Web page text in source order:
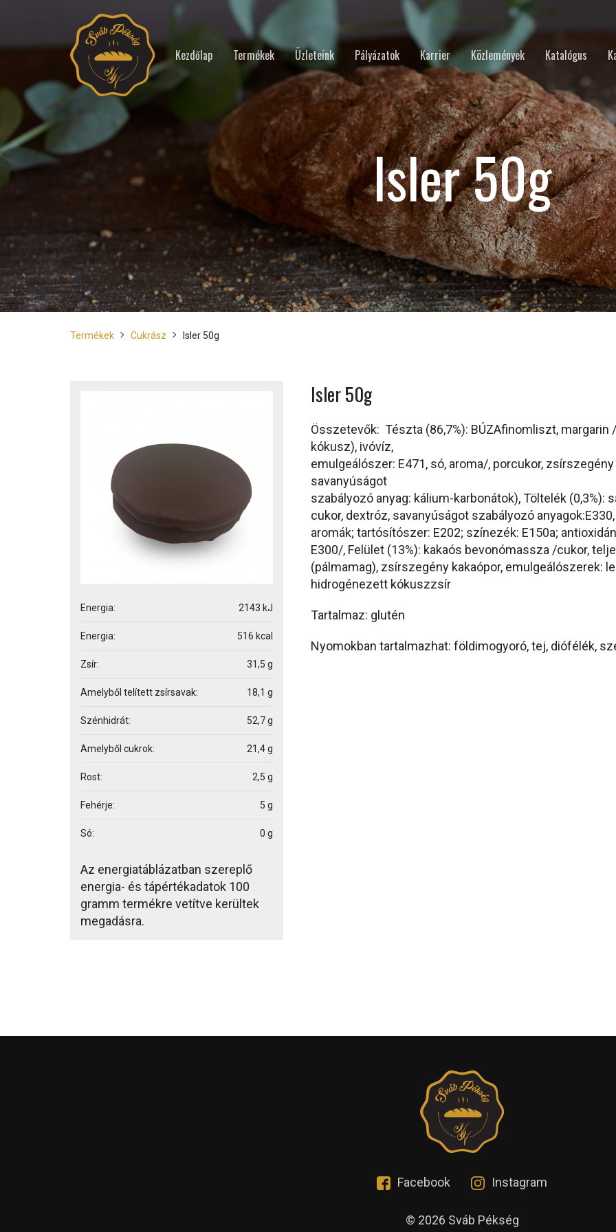
Kezdőlap Termékek Üzleteink Pályázatok Karrier Közlemények Katalógus
Isler 50g
Termékek Cukrász Isler 50g
Energia: 2143 kJ
Energia: 516 kcal
Zsír: 31,5 g
Amelyből telített zsírsavak: 18,1 g
Szénhidrát: 52,7 g
Amelyből cukrok: 21,4 g
Rost: 2,5 g
Fehérje: 5 g
Só: 0 g
Az energiatáblázatban szereplő
energia- és tápértékadatok 100
gramm termékre vetítve kerültek
megadásra.
Isler 50g
Összetevők: Tészta (86,7%): BÚZAfinomliszt,
kókusz), ivóvíz,
emulgeálószer: E471, só, aroma/, porcukor,
savanyúságot
szabályozó anyag: kálium-karbonátok), Töltelék (0,3%):
cukor, dextróz, savanyúságot szabályozó
aromák; tartósítószer: E202; színezék: E150a;
E300/, Felület (13%): kakaós bevonómassza /cukor,
(pálmamag), zsírszegény kakaópor, emulgeálószerek:
hidrogénezett kókuszzsír
Tartalmaz: glutén
Nyomokban tartalmazhat: földimogyoró, tej, diófélék,
Facebook Instagram
© 2026 Sváb Pékség